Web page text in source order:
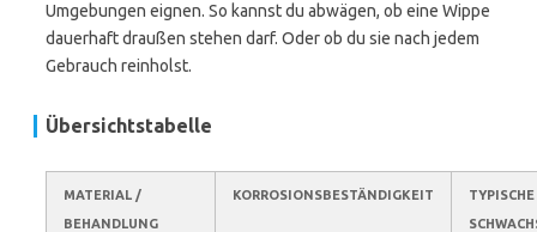
Umgebungen eignen. So kannst du abwägen, ob eine Wippe
dauerhaft draußen stehen darf. Oder ob du sie nach jedem
Gebrauch reinholst.
Übersichtstabelle
MATERIAL /
BEHANDLUNG
KORROSIONSBESTÄNDIGKEIT
TYPISCHE